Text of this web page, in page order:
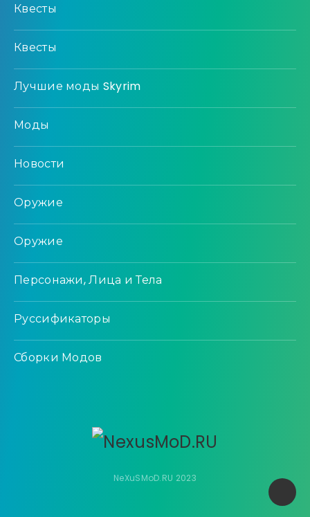
Квесты
Квесты
Лучшие моды Skyrim
Моды
Новости
Оружие
Оружие
Персонажи, Лица и Тела
Руссификаторы
Сборки Модов
NeXuSMoD.RU 2023